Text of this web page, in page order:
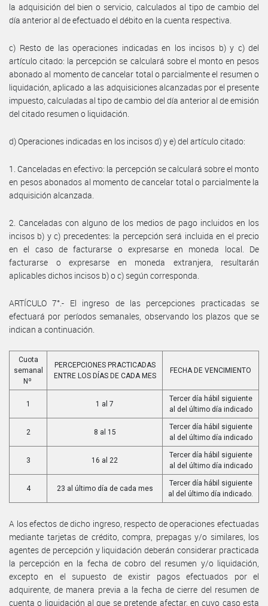
la adquisición del bien o servicio, calculados al tipo de cambio del
día anterior al de efectuado el débito en la cuenta respectiva.
c) Resto de las operaciones indicadas en los incisos b) y c) del
artículo citado: la percepción se calculará sobre el monto en pesos
abonado al momento de cancelar total o parcialmente el resumen o
liquidación, aplicado a las adquisiciones alcanzadas por el presente
impuesto, calculadas al tipo de cambio del día anterior al de emisión
del citado resumen o liquidación.
d) Operaciones indicadas en los incisos d) y e) del artículo citado:
1. Canceladas en efectivo: la percepción se calculará sobre el monto
en pesos abonados al momento de cancelar total o parcialmente la
adquisición alcanzada.
2. Canceladas con alguno de los medios de pago incluidos en los
incisos b) y c) precedentes: la percepción será incluida en el precio
en el caso de facturarse o expresarse en moneda local. De
facturarse o expresarse en moneda extranjera, resultarán
aplicables dichos incisos b) o c) según corresponda.
ARTÍCULO 7°.- El ingreso de las percepciones practicadas se
efectuará por períodos semanales, observando los plazos que se
indican a continuación.
Cuota
semanal
Nº
PERCEPCIONES PRACTICADAS
ENTRE LOS DÍAS DE CADA MES
FECHA DE VENCIMIENTO
1 1 al 7
Tercer día hábil siguiente
al del último día indicado
2 8 al 15
Tercer día hábil siguiente
al del último día indicado
3 16 al 22
Tercer día hábil siguiente
al del último día indicado
4 23 al último día de cada mes
Tercer día hábil siguiente
al del último día indicado.
A los efectos de dicho ingreso, respecto de operaciones efectuadas
mediante tarjetas de crédito, compra, prepagas y/o similares, los
agentes de percepción y liquidación deberán considerar practicada
la percepción en la fecha de cobro del resumen y/o liquidación,
excepto en el supuesto de existir pagos efectuados por el
adquirente, de manera previa a la fecha de cierre del resumen de
cuenta o liquidación al que se pretende afectar, en cuyo caso esta